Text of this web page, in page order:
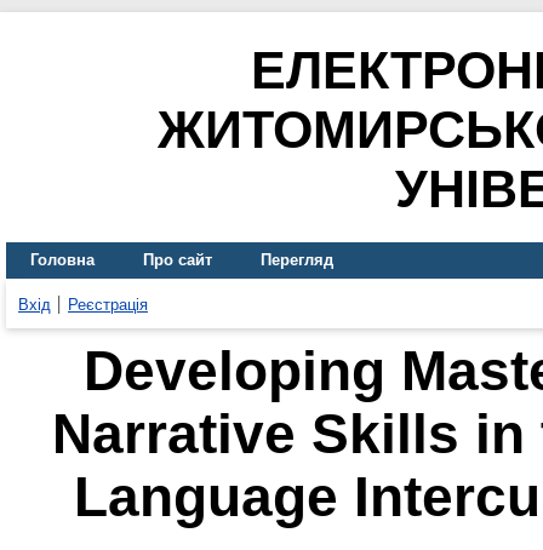
Головна Про сайт Перегляд
Вхід Реєстрація
Developing
Narrative Skills
Language